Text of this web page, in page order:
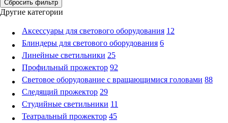
Другие категории
Аксессуары для светового оборудования 12
Блиндеры для светового оборудования 6
Линейные светильники 25
Профильный прожектор 92
Световое оборудование с вращающимися головами 88
Следящий прожектор 29
Студийные светильники 11
Театральный прожектор 45